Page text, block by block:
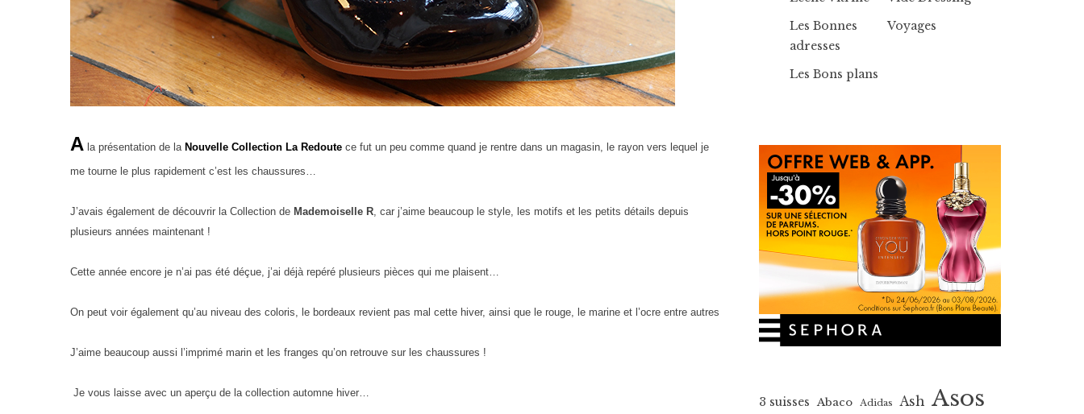
A la présentation de la Nouvelle Collection La Redoute ce fut un peu comme quand je rentre dans un magasin, le rayon vers lequel je
me tourne le plus rapidement c’est les chaussures…
J’avais également de découvrir la Collection de Mademoiselle R, car j’aime beaucoup le style, les motifs et les petits détails depuis
plusieurs années maintenant !
Cette année encore je n’ai pas été déçue, j’ai déjà repéré plusieurs pièces qui me plaisent…
On peut voir également qu’au niveau des coloris, le bordeaux revient pas mal cette hiver, ainsi que le rouge, le marine et l’ocre entre autres
J’aime beaucoup aussi l’imprimé marin et les franges qu’on retrouve sur les chaussures !
Je vous laisse avec un aperçu de la collection automne hiver…
Les Bonnes
adresses
Les Bons plans
Voyages
3 suisses Abaco Adidas Ash Asos